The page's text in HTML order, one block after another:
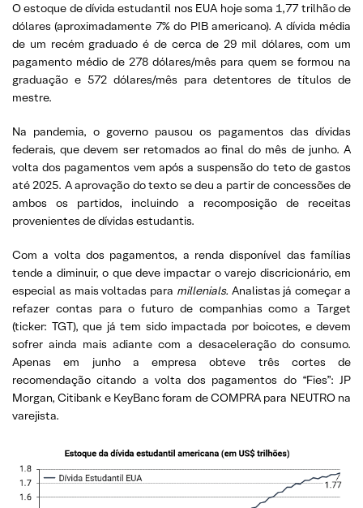
O estoque de dívida estudantil nos EUA hoje soma 1,77 trilhão de
dólares (aproximadamente 7% do PIB americano). A dívida média
de um recém graduado é de cerca de 29 mil dólares, com um
pagamento médio de 278 dólares/mês para quem se formou na
graduação e 572 dólares/mês para detentores de títulos de
mestre.
Na pandemia, o governo pausou os pagamentos das dívidas
federais, que devem ser retomados ao final do mês de junho. A
volta dos pagamentos vem após a suspensão do teto de gastos
até 2025. A aprovação do texto se deu a partir de concessões de
ambos os partidos, incluindo a recomposição de receitas
provenientes de dívidas estudantis.
Com a volta dos pagamentos, a renda disponível das famílias
tende a diminuir, o que deve impactar o varejo discricionário, em
especial as mais voltadas para millenials. Analistas já começar a
refazer contas para o futuro de companhias como a Target
(ticker: TGT), que já tem sido impactada por boicotes, e devem
sofrer ainda mais adiante com a desaceleração do consumo.
Apenas em junho a empresa obteve três cortes de
recomendação citando a volta dos pagamentos do “Fies”: JP
Morgan, Citibank e KeyBanc foram de COMPRA para NEUTRO na
varejista.